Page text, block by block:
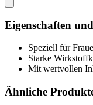
Eigenschaften
Speziell für
Starke
Mit wertvollen
Ähnliche